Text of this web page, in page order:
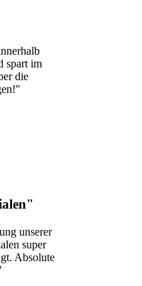
spart im
die
"
"
unserer
super
Absolute